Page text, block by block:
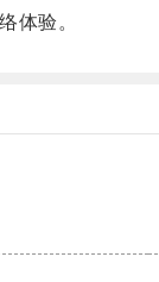
体验。